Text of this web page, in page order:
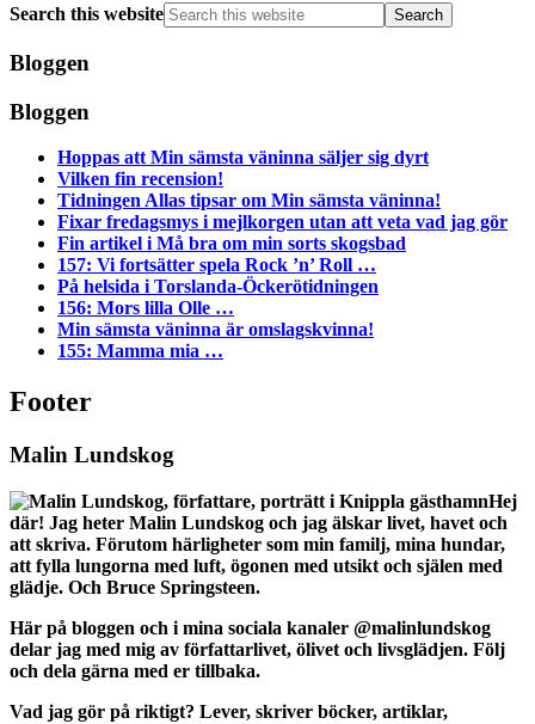
Search this website
Bloggen
Bloggen
Hoppas att Min sämsta väninna säljer sig dyrt
Vilken fin recension!
Tidningen Allas tipsar om Min sämsta väninna!
Fixar fredagsmys i mejlkorgen utan att veta vad jag gör
Fin artikel i Må bra om min sorts skogsbad
157: Vi fortsätter spela Rock ’n’ Roll …
På helsida i Torslanda-Öckerötidningen
156: Mors lilla Olle …
Min sämsta väninna är omslagskvinna!
155: Mamma mia …
Footer
Malin Lundskog
Hej
där! Jag heter Malin Lundskog och jag älskar livet, havet och
att skriva. Förutom härligheter som min familj, mina hundar,
att fylla lungorna med luft, ögonen med utsikt och själen med
glädje. Och Bruce Springsteen.
Här på bloggen och i mina sociala kanaler @malinlundskog
delar jag med mig av författarlivet, ölivet och livsglädjen. Följ
och dela gärna med er tillbaka.
Vad jag gör på riktigt? Lever, skriver böcker, artiklar,